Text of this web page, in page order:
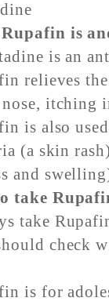
is
is an
relieves
itching
is also
(a skin
and
take
take
check
is for